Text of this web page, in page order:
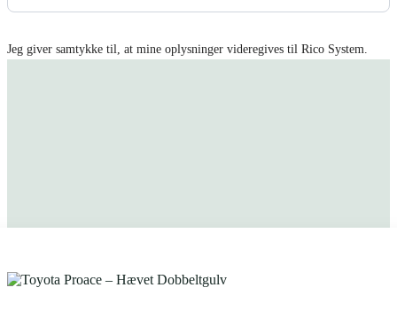
Jeg giver samtykke til, at mine oplysninger videregives til Rico System.